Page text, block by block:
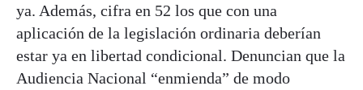
ya. Además, cifra en 52 los que con una
aplicación de la legislación ordinaria deberían
estar ya en libertad condicional. Denuncian que la
Audiencia Nacional “enmienda” de modo